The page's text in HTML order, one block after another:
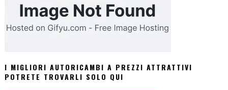
I MIGLIORI AUTORICAMBI A PREZZI ATTRATTIVI
POTRETE TROVARLI SOLO QUI